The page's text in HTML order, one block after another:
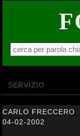
SERVIZIO
CARLO FRECCERO
04-02-2002